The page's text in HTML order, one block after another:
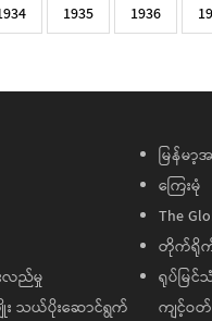
Page
1935 Page
1936
လည်မှု
း သယ်ပိုးဆောင်ရွက်
မြန်မာ့
ကြေးမုံ
The
တိုက်ရိုက်
ရုပ်မြ
ကျင့်ဝတ်